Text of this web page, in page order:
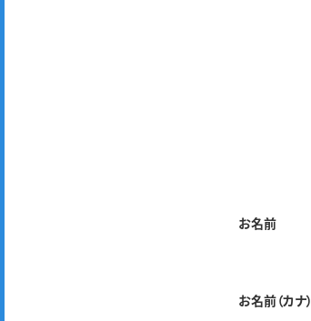
お名前
お名前（カナ）